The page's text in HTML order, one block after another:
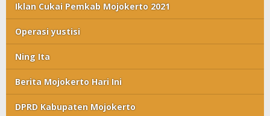
Iklan Cukai Pemkab Mojokerto 2021
Operasi yustisi
Ning Ita
Berita Mojokerto Hari Ini
DPRD Kabupaten Mojokerto